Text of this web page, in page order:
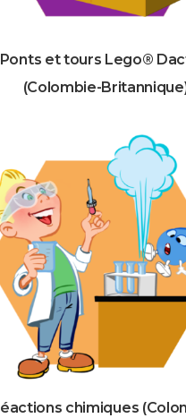
Ponts et tours Lego®
(Colombie-
chimiques